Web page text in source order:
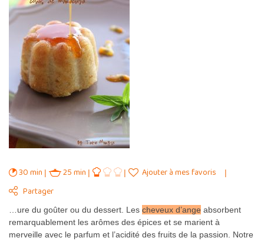
30 min 25 min
Ajouter à mes favoris
Partager
…ure du goûter ou du dessert. Les cheveux d’ange absorbent
remarquablement les arômes des épices et se marient à
merveille avec le parfum et l’acidité des fruits de la passion. Notre